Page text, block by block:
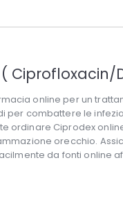
( Ciprofloxacin/
online per un
per combattere le
ordinare Ciprodex
orecchio.
da fonti online